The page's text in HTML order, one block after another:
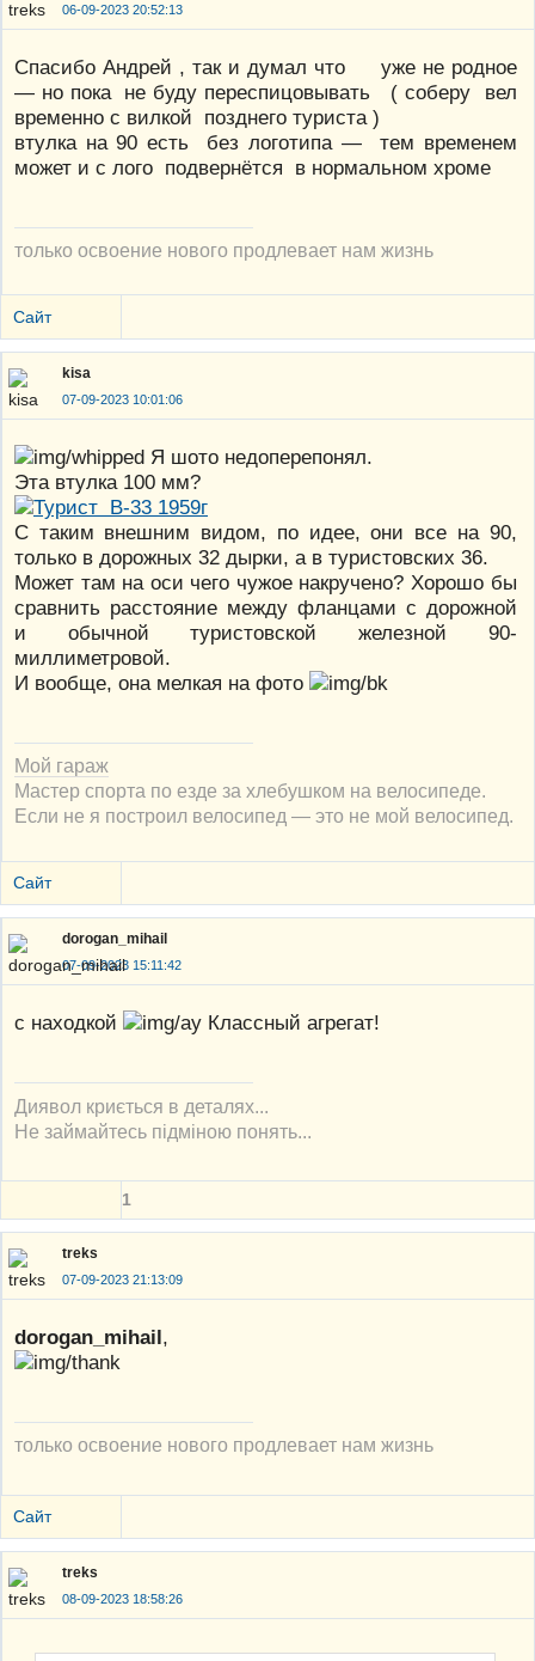
06-09-2023 20:52:13
Спасибо Андрей , так и думал что уже не родное
— но пока не буду переспицовывать ( соберу вел
временно с вилкой позднего туриста )
втулка на 90 есть без логотипа — тем временем
может и с лого подвернётся в нормальном хроме
только освоение нового продлевает нам жизнь
Сайт
kisa
07-09-2023 10:01:06
Я шото недоперепонял.
Эта втулка 100 мм?
С таким внешним видом, по идее, они все на 90,
только в дорожных 32 дырки, а в туристовских 36.
Может там на оси чего чужое накручено? Хорошо бы
сравнить расстояние между фланцами с дорожной
и обычной туристовской железной 90-
миллиметровой.
И вообще, она мелкая на фото
Мой гараж
Мастер спорта по езде за хлебушком на велосипеде.
Если не я построил велосипед — это не мой велосипед.
Сайт
dorogan_mihail
07-09-2023 15:11:42
с находкой Классный агрегат!
Диявол криється в деталях...
Не займайтесь підміною понять...
1
treks
07-09-2023 21:13:09
dorogan_mihail,
только освоение нового продлевает нам жизнь
Сайт
treks
08-09-2023 18:58:26